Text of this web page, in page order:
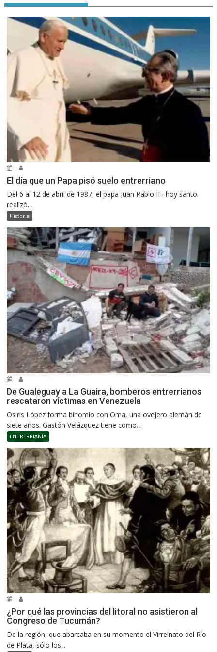
El día que un Papa pisó suelo entrerriano
Del 6 al 12 de abril de 1987, el papa Juan Pablo II –hoy santo–
realizó...
Historia
De Gualeguay a La Guaira, bomberos entrerrianos
rescataron víctimas en Venezuela
Osiris López forma binomio con Oma, una ovejero alemán de
siete años. Gastón Velázquez tiene como...
ENTRERRIANÍA
¿Por qué las provincias del litoral no asistieron al
Congreso de Tucumán?
De la región, que abarcaba en su momento el Virreinato del Río
de Plata, sólo los...